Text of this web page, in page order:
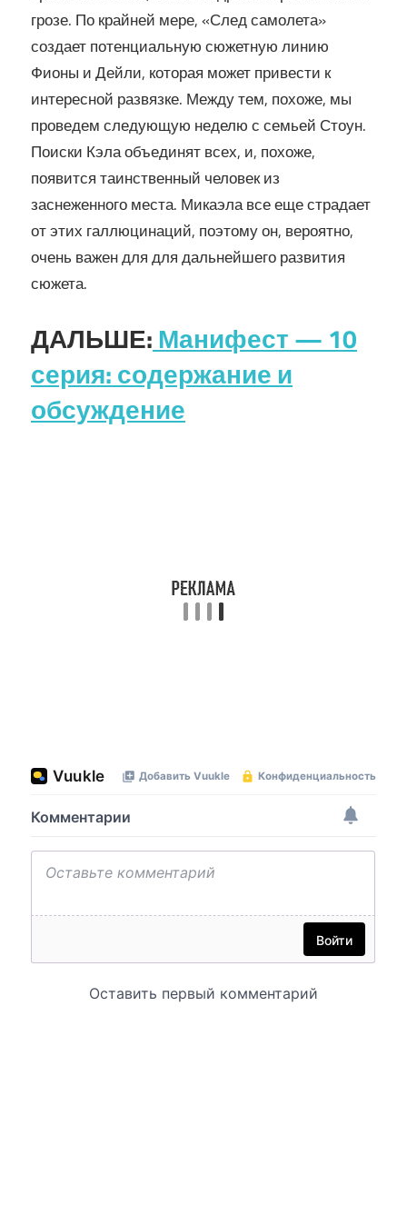
грозе. По крайней мере, «След самолета»
создает потенциальную сюжетную линию
Фионы и Дейли, которая может привести к
интересной развязке. Между тем, похоже, мы
проведем следующую неделю с семьей Стоун.
Поиски Кэла объединят всех, и, похоже,
появится таинственный человек из
заснеженного места. Микаэла все еще страдает
от этих галлюцинаций, поэтому он, вероятно,
очень важен для для дальнейшего развития
сюжета.
ДАЛЬШЕ:Манифест — 10
серия: содержание и
обсуждение